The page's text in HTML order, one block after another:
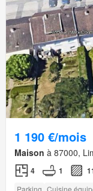
1 190 €/mois
Maison à 87000,
4 1
Parking Cuisine